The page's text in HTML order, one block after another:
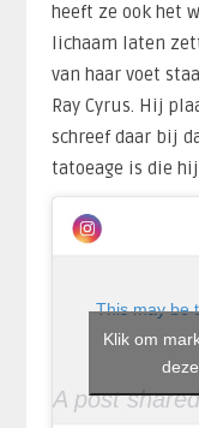
heeft ze ook het
lichaam laten
van haar voet
Ray Cyrus. Hij
schreef daar bij
tatoeage is die
This may be
Klik om